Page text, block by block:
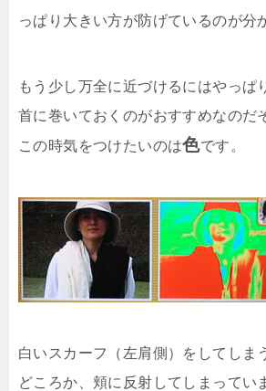
っぱり大きい方が防げているのが分
もう少し万全に近づけるにはやっぱ
首に巻いておくのがおすすめなのだ
この時気をつけたいのは色です。
白いスカーフ（左肩側）をしてしま
どころか、頬に反射してしまってい